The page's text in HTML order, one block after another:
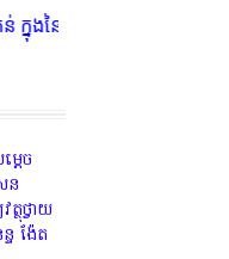
ពច្បាប់ និង សេរីភាពសារព័
េច
ន
ថុថ្វាយ
ទ ង៉ែត